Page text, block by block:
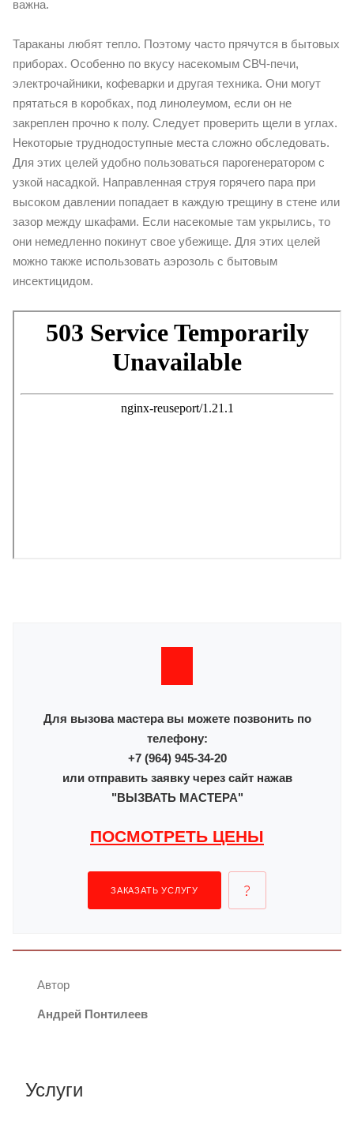
важна.
Тараканы любят тепло. Поэтому часто прячутся в бытовых
приборах. Особенно по вкусу насекомым СВЧ-печи,
электрочайники, кофеварки и другая техника. Они могут
прятаться в коробках, под линолеумом, если он не
закреплен прочно к полу. Следует проверить щели в углах.
Некоторые труднодоступные места сложно обследовать.
Для этих целей удобно пользоваться парогенератором с
узкой насадкой. Направленная струя горячего пара при
высоком давлении попадает в каждую трещину в стене или
зазор между шкафами. Если насекомые там укрылись, то
они немедленно покинут свое убежище. Для этих целей
можно также использовать аэрозоль с бытовым
инсектицидом.
Для вызова мастера вы можете позвонить по
телефону:
+7 (964) 945-34-20
или отправить заявку через сайт нажав
"ВЫЗВАТЬ МАСТЕРА"
ПОСМОТРЕТЬ ЦЕНЫ
ЗАКАЗАТЬ УСЛУГУ
Автор
Андрей Понтилеев
Услуги